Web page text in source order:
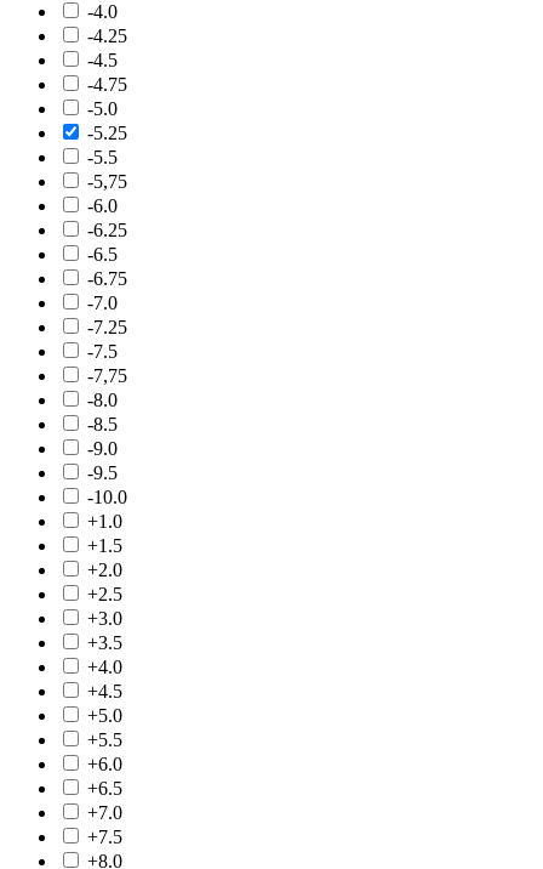
-4.0
-4.25
-4.5
-4.75
-5.0
-5.25
-5.5
-5,75
-6.0
-6.25
-6.5
-6.75
-7.0
-7.25
-7.5
-7,75
-8.0
-8.5
-9.0
-9.5
-10.0
+1.0
+1.5
+2.0
+2.5
+3.0
+3.5
+4.0
+4.5
+5.0
+5.5
+6.0
+6.5
+7.0
+7.5
+8.0